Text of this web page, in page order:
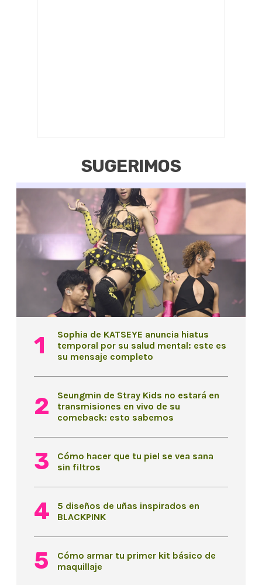
SUGERIMOS
Sophia de KATSEYE anuncia hiatus
temporal por su salud mental: este es
su mensaje completo
Seungmin de Stray Kids no estará en
transmisiones en vivo de su
comeback: esto sabemos
Cómo hacer que tu piel se vea sana
sin filtros
5 diseños de uñas inspirados en
BLACKPINK
Cómo armar tu primer kit básico de
maquillaje